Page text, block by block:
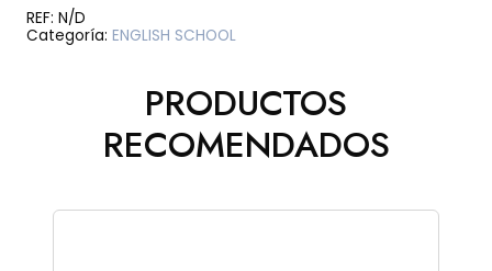
cantidad
REF: N/D
Categoría: ENGLISH SCHOOL
PRODUCTOS
RECOMENDADOS